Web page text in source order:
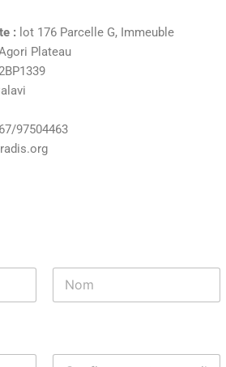
: lot 176 Parcelle G, Immeuble
Plateau
Calavi
97504463